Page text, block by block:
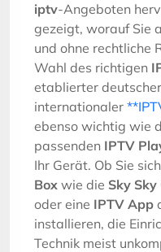
iptv-Angeboten
gezeigt, worauf Sie
und ohne rechtliche
Wahl des richtigen
etablierter
internationaler
ebenso wichtig wie
passenden IPTV
Ihr Gerät. Ob Sie
Box wie die Sky Sky
oder eine IPTV App
installieren, die
Technik meist